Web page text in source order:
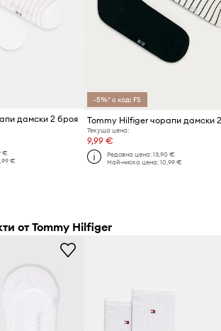
дамски 2 броя
€
€
-5%* с код: FS
Tommy Hilfiger чорапи дамски
Текуща цена:
9,99 €
Редовна цена: 13,90 €
Най-ниска цена: 10,99 €
от Tommy Hilfiger